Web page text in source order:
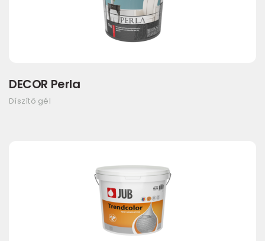
DECOR Perla
Díszítő gél